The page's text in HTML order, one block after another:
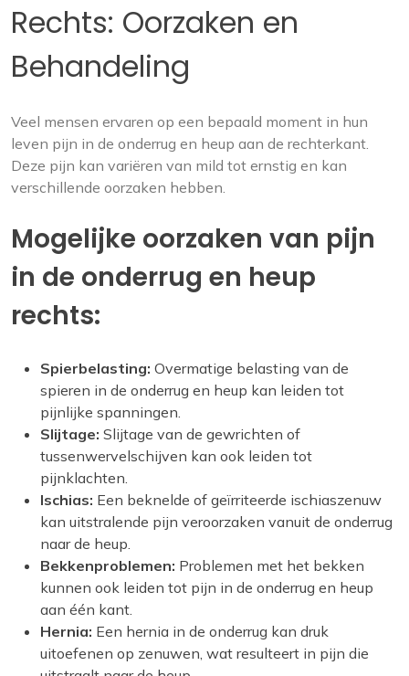
Rechts: Oorzaken en
Behandeling
Veel mensen ervaren op een bepaald moment in hun
leven pijn in de onderrug en heup aan de rechterkant.
Deze pijn kan variëren van mild tot ernstig en kan
verschillende oorzaken hebben.
Mogelijke oorzaken van pijn
in de onderrug en heup
rechts:
Spierbelasting: Overmatige belasting van de
spieren in de onderrug en heup kan leiden tot
pijnlijke spanningen.
Slijtage: Slijtage van de gewrichten of
tussenwervelschijven kan ook leiden tot
pijnklachten.
Ischias: Een beknelde of geïrriteerde ischiaszenuw
kan uitstralende pijn veroorzaken vanuit de onderrug
naar de heup.
Bekkenproblemen: Problemen met het bekken
kunnen ook leiden tot pijn in de onderrug en heup
aan één kant.
Hernia: Een hernia in de onderrug kan druk
uitoefenen op zenuwen, wat resulteert in pijn die